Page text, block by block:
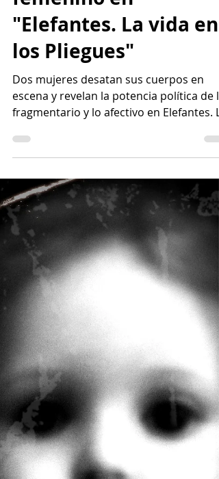
26 jun 2025 4 min de lectura
Elásticas y desatadas:
lo fragmentario
femenino en
"Elefantes. La vida en
los Pliegues"
Dos mujeres desatan sus cuerpos en
escena y revelan la potencia política de lo
fragmentario y lo afectivo en Elefantes. La
vida en los pliegues.